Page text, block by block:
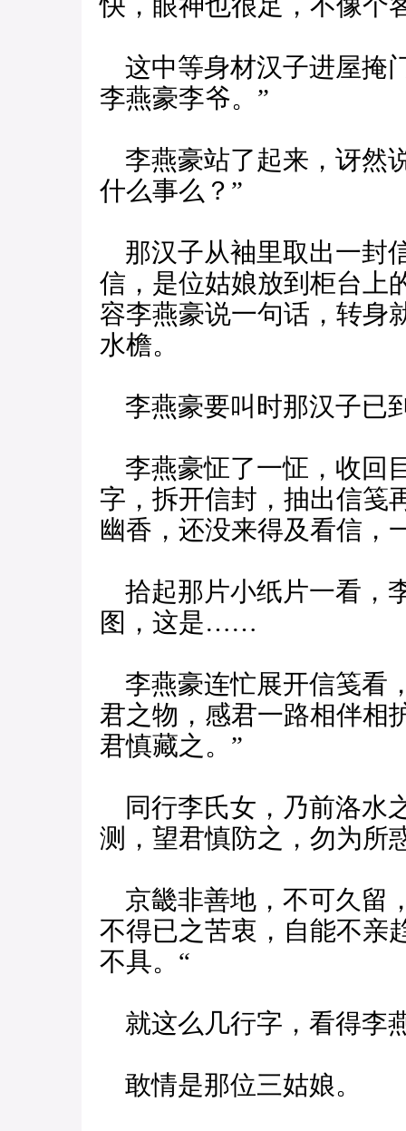
这中等身材汉子进屋掩
李燕豪李爷。”
李燕豪站了起来，讶然
什么事么？”
那汉子从袖里取出一封
信，是位姑娘放到柜台上
容李燕豪说一句话，转身
水檐。
李燕豪要叫时那汉子已
李燕豪怔了一怔，收回
字，拆开信封，抽出信笺
幽香，还没来得及看信，
拾起那片小纸片一看，
图，这是……
李燕豪连忙展开信笺看
君之物，感君一路相伴相
君慎藏之。”
同行李氏女，乃前洛水
测，望君慎防之，勿为所
京畿非善地，不可久留
不得已之苦衷，自能不亲
不具。“
就这么几行字，看得李
敢情是那位三姑娘。